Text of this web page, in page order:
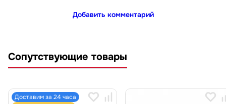
Добавить комментарий
Сопутствующие товары
Доставим за 24 часа